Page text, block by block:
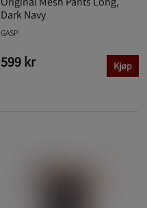
Dark Navy
GASP
599 kr Kjøp